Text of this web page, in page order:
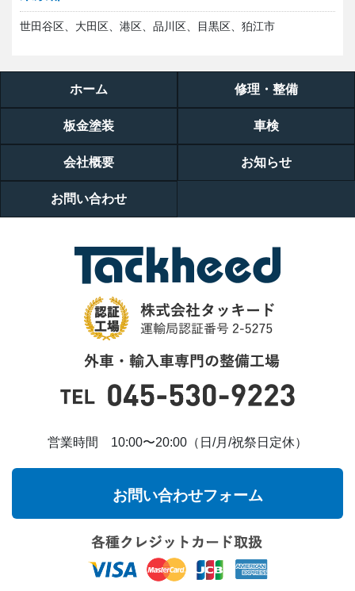
世田谷区、大田区、港区、品川区、目黒区、狛江市
営業時間 10:00〜20:00（日/月/祝祭日定休）
お問い合わせフォーム
ホーム 修理・整備
板金塗装 車検
会社概要 お知らせ
お問い合わせ